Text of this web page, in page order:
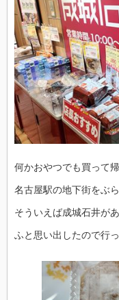
何かおやつでも買って
名古屋駅の地下街をぶ
そういえば成城石井が
ふと思い出したので行